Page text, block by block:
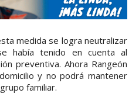
medida se logra neutralizar
había tenido en cuenta al
preventiva. Ahora Rangeón
y no podrá mantener
familiar.